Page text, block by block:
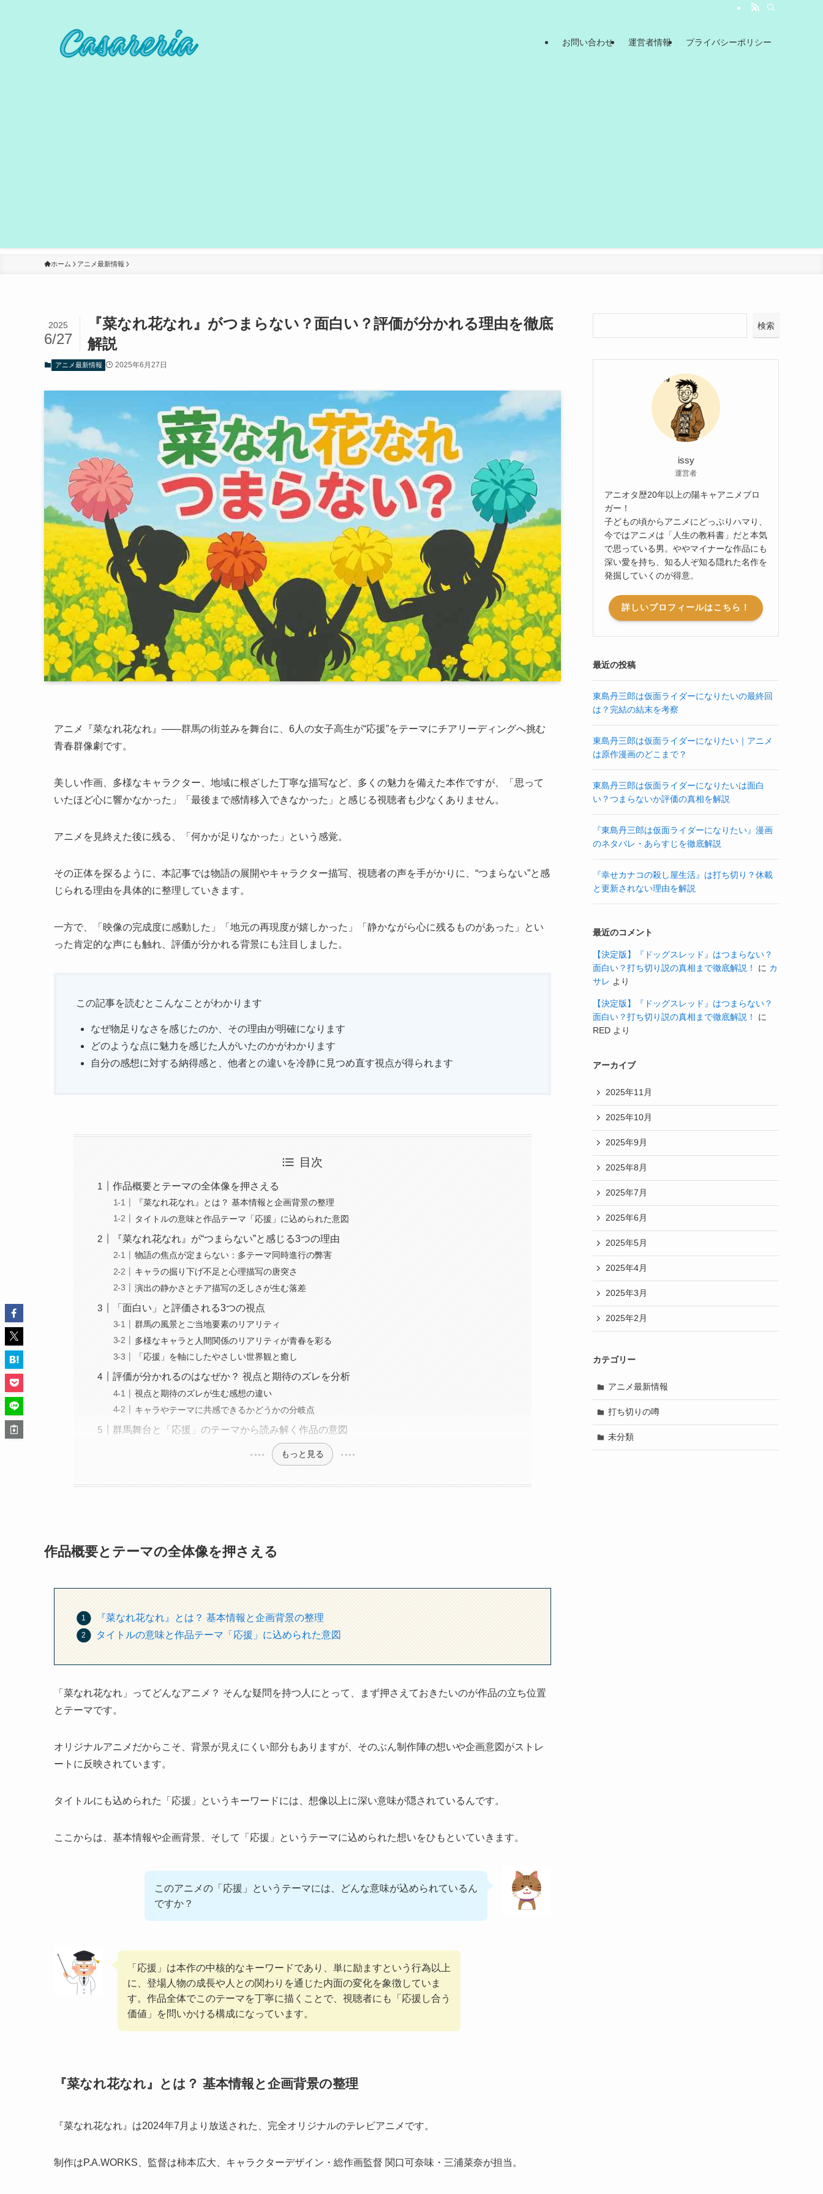
お問い合わせ 運営者情報 プライバシーポリシー
ホーム アニメ最新情報
『菜なれ花なれ』がつまらない？面白い？評価が分かれる理由を徹底
解説
2025
6/27
アニメ最新情報 2025年6月27日
アニメ『菜なれ花なれ』――群馬の街並みを舞台に、6人の女子高生が“応援”をテーマにチアリーディングへ挑む
青春群像劇です。
美しい作画、多様なキャラクター、地域に根ざした丁寧な描写など、多くの魅力を備えた本作ですが、「思って
いたほど心に響かなかった」「最後まで感情移入できなかった」と感じる視聴者も少なくありません。
アニメを見終えた後に残る、「何かが足りなかった」という感覚。
その正体を探るように、本記事では物語の展開やキャラクター描写、視聴者の声を手がかりに、“つまらない”と感
じられる理由を具体的に整理していきます。
一方で、「映像の完成度に感動した」「地元の再現度が嬉しかった」「静かながら心に残るものがあった」とい
った肯定的な声にも触れ、評価が分かれる背景にも注目しました。
この記事を読むとこんなことがわかります
なぜ物足りなさを感じたのか、その理由が明確になります
どのような点に魅力を感じた人がいたのかがわかります
自分の感想に対する納得感と、他者との違いを冷静に見つめ直す視点が得られます
目次
作品概要とテーマの全体像を押さえる
『菜なれ花なれ』とは？ 基本情報と企画背景の整理
タイトルの意味と作品テーマ「応援」に込められた意図
『菜なれ花なれ』が“つまらない”と感じる3つの理由
物語の焦点が定まらない：多テーマ同時進行の弊害
キャラの掘り下げ不足と心理描写の唐突さ
演出の静かさとチア描写の乏しさが生む落差
「面白い」と評価される3つの視点
群馬の風景とご当地要素のリアリティ
多様なキャラと人間関係のリアリティが青春を彩る
「応援」を軸にしたやさしい世界観と癒し
評価が分かれるのはなぜか？ 視点と期待のズレを分析
視点と期待のズレが生む感想の違い
キャラやテーマに共感できるかどうかの分岐点
群馬舞台と「応援」のテーマから読み解く作品の意図
もっと見る
作品概要とテーマの全体像を押さえる
『菜なれ花なれ』とは？ 基本情報と企画背景の整理
タイトルの意味と作品テーマ「応援」に込められた意図
「菜なれ花なれ」ってどんなアニメ？ そんな疑問を持つ人にとって、まず押さえておきたいのが作品の立ち位置
とテーマです。
オリジナルアニメだからこそ、背景が見えにくい部分もありますが、そのぶん制作陣の想いや企画意図がストレ
ートに反映されています。
タイトルにも込められた「応援」というキーワードには、想像以上に深い意味が隠されているんです。
ここからは、基本情報や企画背景、そして「応援」というテーマに込められた想いをひもといていきます。
このアニメの「応援」というテーマには、どんな意味が込められているん
ですか？
「応援」は本作の中核的なキーワードであり、単に励ますという行為以上
に、登場人物の成長や人との関わりを通じた内面の変化を象徴していま
す。作品全体でこのテーマを丁寧に描くことで、視聴者にも「応援し合う
価値」を問いかける構成になっています。
『菜なれ花なれ』とは？ 基本情報と企画背景の整理
『菜なれ花なれ』は2024年7月より放送された、完全オリジナルのテレビアニメです。
制作はP.A.WORKS、監督は柿本広大、キャラクターデザイン・総作画監督 関口可奈味・三浦菜奈が担当。
検索
issy
運営者
アニオタ歴20年以上の陽キャアニメブロ
ガー！
子どもの頃からアニメにどっぷりハマり、
今ではアニメは「人生の教科書」だと本気
で思っている男。ややマイナーな作品にも
深い愛を持ち、知る人ぞ知る隠れた名作を
発掘していくのが得意。
詳しいプロフィールはこちら！
最近の投稿
東島丹三郎は仮面ライダーになりたいの最終回
は？完結の結末を考察
東島丹三郎は仮面ライダーになりたい｜アニメ
は原作漫画のどこまで？
東島丹三郎は仮面ライダーになりたいは面白
い？つまらないか評価の真相を解説
『東島丹三郎は仮面ライダーになりたい』漫画
のネタバレ・あらすじを徹底解説
『幸せカナコの殺し屋生活』は打ち切り？休載
と更新されない理由を解説
最近のコメント
【決定版】『ドッグスレッド』はつまらない？
面白い？打ち切り説の真相まで徹底解説！
に カ
サレ より
【決定版】『ドッグスレッド』はつまらない？
面白い？打ち切り説の真相まで徹底解説！
に
RED より
アーカイブ
2025年11月
2025年10月
2025年9月
2025年8月
2025年7月
2025年6月
2025年5月
2025年4月
2025年3月
2025年2月
カテゴリー
アニメ最新情報
打ち切りの噂
未分類